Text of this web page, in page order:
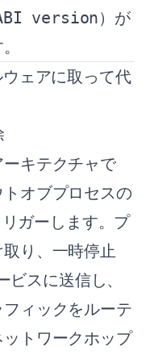
version）が
ェアに取って代
キテクチャで
オブプロセスの
ガーします。プ
り、一時停止
ビスに送信し、
ィックをルーテ
トワークホップ